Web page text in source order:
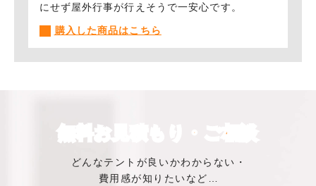
にせず屋外行事が行えそうで一安心です。
︎購入した商品はこちら
かったので、かわいい色のテントを購入しまし
たが、すごくきれいな色で驚きました。簡単に
は破れなさそうなので安心です。
無料お見積もり・ご相談
どんなテントが良いかわからない・
費用感が知りたいなど…